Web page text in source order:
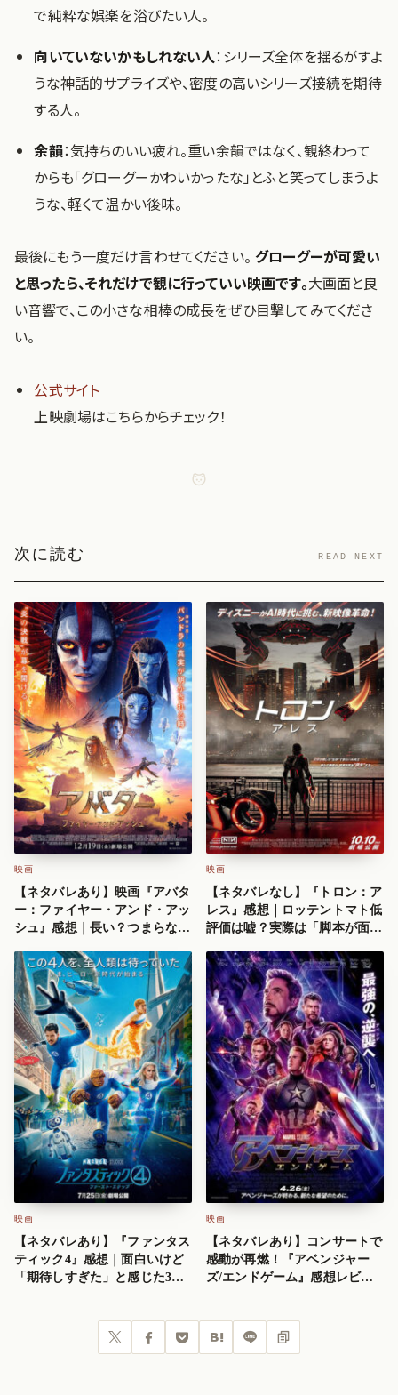
で純粋な娯楽を浴びたい人。
向いていないかもしれない人：シリーズ全体を揺るがすよ
うな神話的サプライズや、密度の高いシリーズ接続を期待
する人。
余韻：気持ちのいい疲れ。重い余韻ではなく、観終わって
からも「グローグーかわいかったな」とふと笑ってしまうよ
うな、軽くて温かい後味。
最後にもう一度だけ言わせてください。 グローグーが可愛い
と思ったら、それだけで観に行っていい映画です。大画面と良
い音響で、この小さな相棒の成長をぜひ目撃してみてくださ
い。
公式サイト
上映劇場はこちらからチェック！
次に読む READ NEXT
映画
【ネタバレあり】映画『アバタ
ー：ファイヤー・アンド・アッ
シュ』感想｜長い？つまらな
る」理由
映画
【ネタバレなし】『トロン：ア
レス』感想｜ロッテントマト低
評価は嘘？実際は「脚本が面白
映画
【ネタバレあり】『ファンタス
ティック4』感想｜面白いけど
「期待しすぎた」と感じた3つ
映画
【ネタバレあり】コンサートで
感動が再燃！『アベンジャー
ズ/エンドゲーム』感想レビュ
Post SharePocketHatenaLINE URLコピー